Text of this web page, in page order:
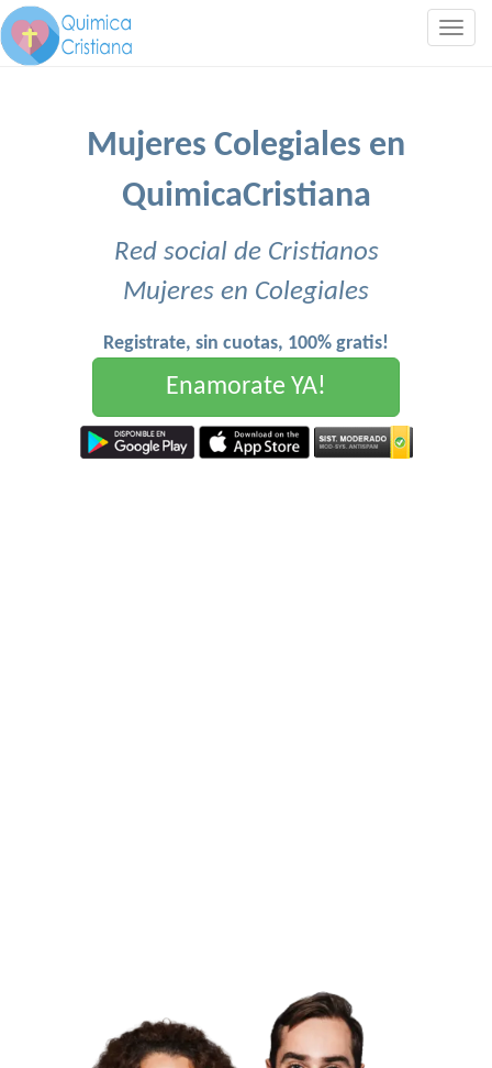
Mujeres Colegiales en
QuimicaCristiana
Red social de Cristianos
Mujeres en Colegiales
Registrate, sin cuotas, 100% gratis!
Enamorate YA!